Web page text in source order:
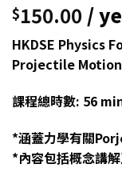
$150.00 /
HKDSE Physics
Projectile Motion
課程總時數: 56
*涵蓋力學有關
*內容包括概念講